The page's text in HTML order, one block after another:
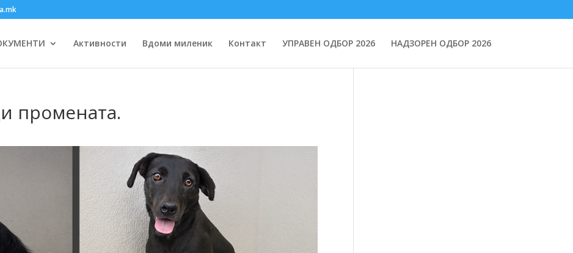
Активности Вдоми миленик Контакт УПРАВЕН ОДБОР 2026 НАДЗОРЕН ОДБОР 2026
промената.